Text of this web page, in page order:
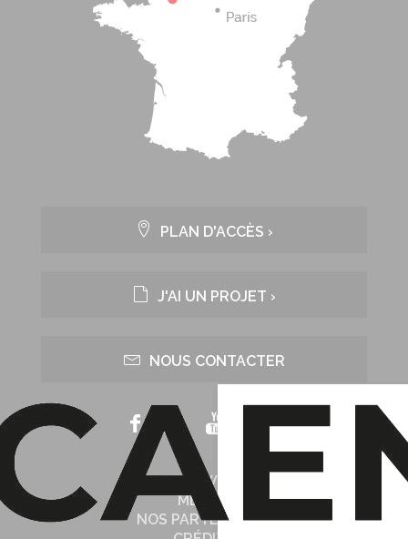
PLAN D'ACCÈS ›
J'AI UN PROJET ›
NOUS CONTACTER
NOTRE WEB TV
MÉDIAS
NOS PARTENAIRES